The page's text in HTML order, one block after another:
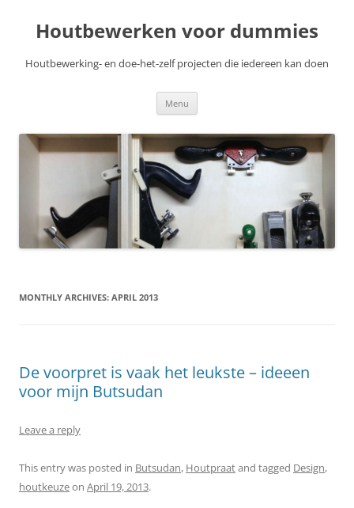
content
Houtbewerken voor dummies
Houtbewerking- en doe-het-zelf projecten die iedereen kan doen
Menu
MONTHLY ARCHIVES: APRIL 2013
De voorpret is vaak het leukste – ideeen
voor mijn Butsudan
Leave a reply
This entry was posted in Butsudan, Houtpraatand tagged Design,
houtkeuzeon April 19, 2013.